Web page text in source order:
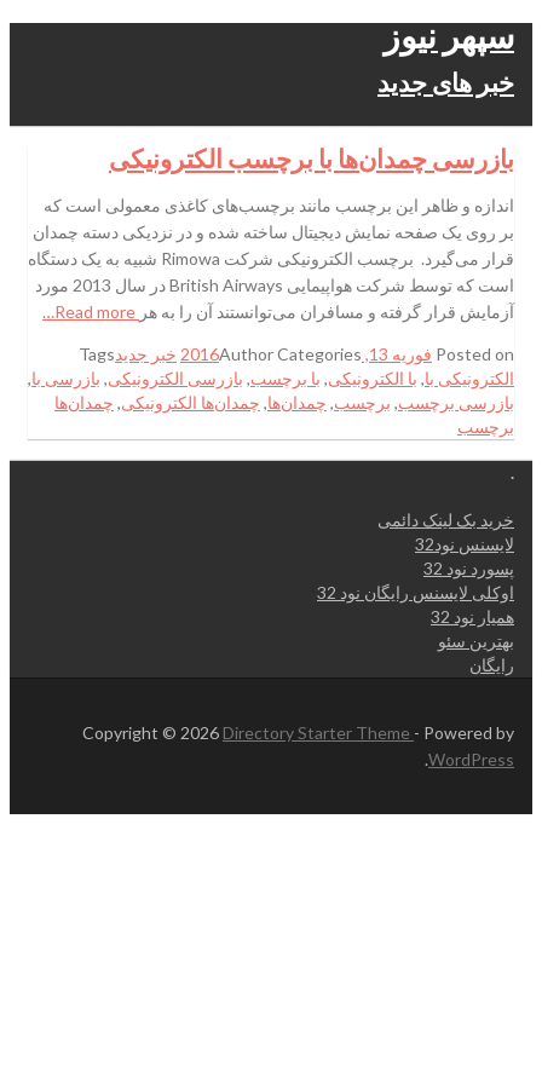
سپهر نیوز
خبر های جدید
بازرسی چمدان‌ها با برچسب الکترونیکی
اندازه و ظاهر این برچسب مانند برچسب‌های کاغذی معمولی است که
بر روی یک صفحه نمایش دیجیتال ساخته شده و در نزدیکی دسته چمدان
قرار می‌گیرد. برچسب الکترونیکی شرکت Rimowa شبیه به یک دستگاه
است که توسط شرکت هواپیمایی British Airways در سال 2013 مورد
آزمایش قرار گرفته و مسافران می‌توانستند آن را به هر
Posted on فوریه 13, 2016 AuthorCategories خبر جدیدTags
الکترونیکی با, با الکترونیکی, با برچسب, بازرسی الکترونیکی, بازرسی با,
بازرسی برچسب, برچسب, چمدان‌ها, چمدان‌ها الکترونیکی, چمدان‌ها
برچسب
.
خرید بک لینک دائمی
لایسنس نود32
پسورد نود 32
اوکلی لایسنس رایگان نود 32
همیار نود 32
بهترین سئو
رایگان
Copyright © 2026 Directory Starter Theme - Powered by
WordPress
.